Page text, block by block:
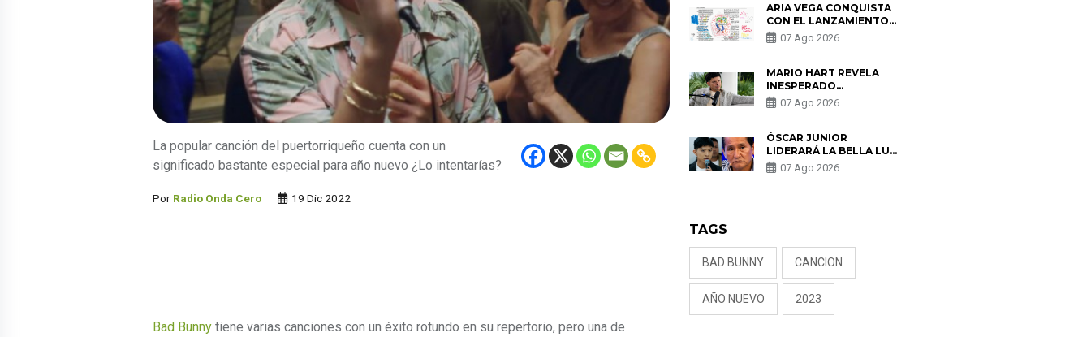
La popular canción del puertorriqueño cuenta con un
significado bastante especial para año nuevo ¿Lo intentarías?
Por Radio Onda Cero 19 Dic 2022
Bad Bunny tiene varias canciones con un éxito rotundo en su repertorio, pero una de
PARTES QUERÍA EL
REMEMBER”
ARIA VEGA CONQUISTA
CON EL LANZAMIENTO
DE “TOTOTO (+4)”
07 Ago 2026
MARIO HART REVELA
INESPERADO
PROBLEMA DE SALUD
ANTES DE SEPARARSE
ENCONTRARON UN
TUMOR”
07 Ago 2026
ÓSCAR JUNIOR
LIDERARÁ LA BELLA LUZ
TRAS SALIDA DE SU
PADRE POR POLÉMICA
07 Ago 2026
TAGS
BAD BUNNY CANCION
AÑO NUEVO 2023